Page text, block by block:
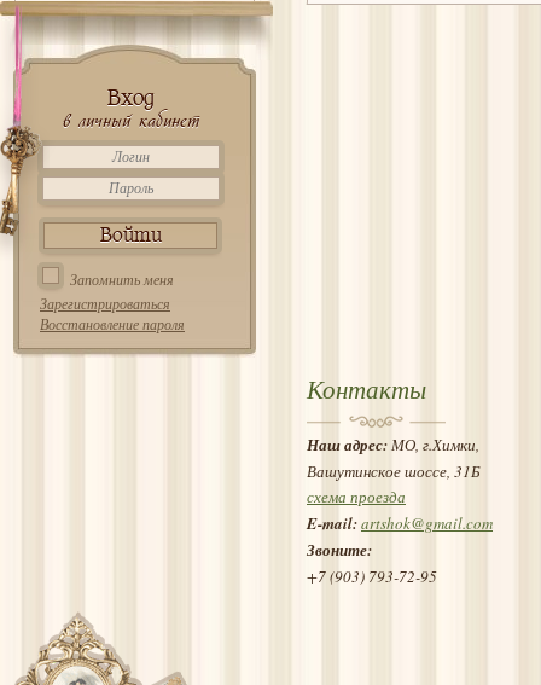
Вход
в личный кабинет
Запомнить меня
Зарегистрироваться
Восстановление пароля
Контакты
Наш адрес:МО, г.Химки,
Вашутинское шоссе, 31Б
схема проезда
E-mail:artshok@gmail.com
Звоните:
+7 (903) 793-72-95